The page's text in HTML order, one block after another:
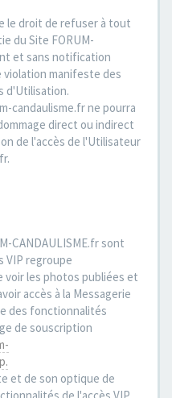
le droit de refuser à tout
du Site FORUM-
et sans notification
violation manifeste des
d'Utilisation.
candaulisme.fr ne pourra
direct ou indirect
de l'accès de l'Utilisateur
CANDAULISME.fr sont
VIP regroupe
voir les photos publiées et
accès à la Messagerie
des fonctionnalités
de souscription
et de son optique de